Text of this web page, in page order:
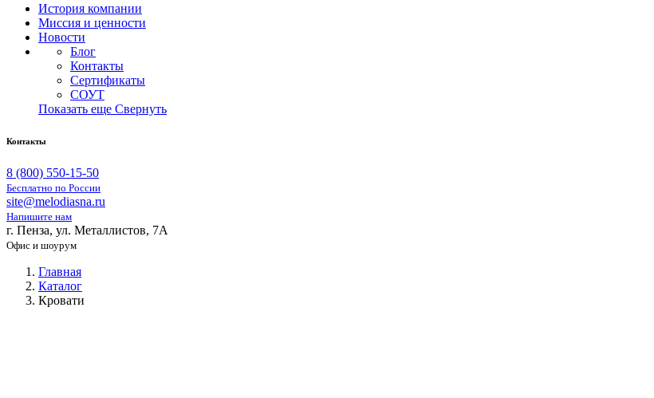
История компании
Миссия и ценности
Новости
Блог
Контакты
Сертификаты
СОУТ
Показать еще Свернуть
Контакты
8 (800) 550-15-50
Бесплатно по России
site@melodiasna.ru
Напишите нам
г. Пенза, ул. Металлистов, 7А
Офис и шоурум
Главная
Каталог
Кровати